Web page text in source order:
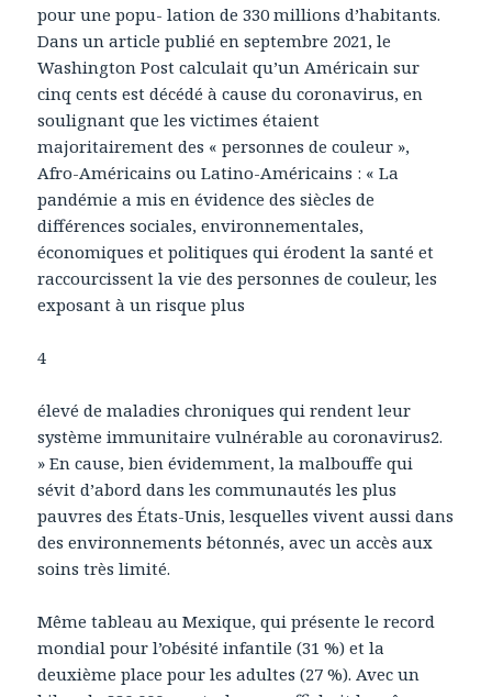
pour une popu- lation de 330 millions d’habitants.
Dans un article publié en septembre 2021, le
Washington Post calculait qu’un Américain sur
cinq cents est décédé à cause du coronavirus, en
soulignant que les victimes étaient
majoritairement des « personnes de couleur »,
Afro-Américains ou Latino-Américains : « La
pandémie a mis en évidence des siècles de
différences sociales, environnementales,
économiques et politiques qui érodent la santé et
raccourcissent la vie des personnes de couleur, les
exposant à un risque plus
4
élevé de maladies chroniques qui rendent leur
système immunitaire vulnérable au coronavirus2.
» En cause, bien évidemment, la malbouffe qui
sévit d’abord dans les communautés les plus
pauvres des États-Unis, lesquelles vivent aussi dans
des environnements bétonnés, avec un accès aux
soins très limité.
Même tableau au Mexique, qui présente le record
mondial pour l’obésité infantile (31 %) et la
deuxième place pour les adultes (27 %). Avec un